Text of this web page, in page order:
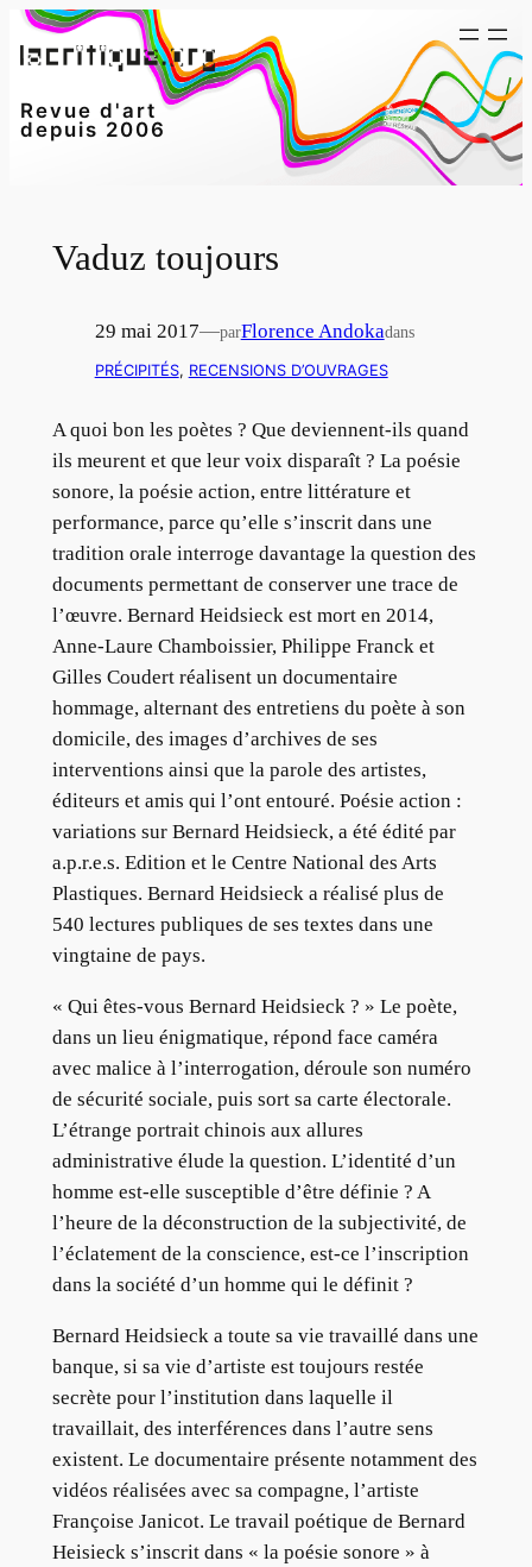
Aller
au
Revue d'art
depuis 2006
Vaduz toujours
29 mai 2017—parFlorence Andokadans
PRÉCIPITÉS, RECENSIONS D’OUVRAGES
A quoi bon les poètes ? Que deviennent-ils quand
ils meurent et que leur voix disparaît ? La poésie
sonore, la poésie action, entre littérature et
performance, parce qu’elle s’inscrit dans une
tradition orale interroge davantage la question des
documents permettant de conserver une trace de
l’œuvre. Bernard Heidsieck est mort en 2014,
Anne-Laure Chamboissier, Philippe Franck et
Gilles Coudert réalisent un documentaire
hommage, alternant des entretiens du poète à son
domicile, des images d’archives de ses
interventions ainsi que la parole des artistes,
éditeurs et amis qui l’ont entouré. Poésie action :
variations sur Bernard Heidsieck, a été édité par
a.p.r.e.s. Edition et le Centre National des Arts
Plastiques. Bernard Heidsieck a réalisé plus de
540 lectures publiques de ses textes dans une
vingtaine de pays.
« Qui êtes-vous Bernard Heidsieck ? » Le poète,
dans un lieu énigmatique, répond face caméra
avec malice à l’interrogation, déroule son numéro
de sécurité sociale, puis sort sa carte électorale.
L’étrange portrait chinois aux allures
administrative élude la question. L’identité d’un
homme est-elle susceptible d’être définie ? A
l’heure de la déconstruction de la subjectivité, de
l’éclatement de la conscience, est-ce l’inscription
dans la société d’un homme qui le définit ?
Bernard Heidsieck a toute sa vie travaillé dans une
banque, si sa vie d’artiste est toujours restée
secrète pour l’institution dans laquelle il
travaillait, des interférences dans l’autre sens
existent. Le documentaire présente notamment des
vidéos réalisées avec sa compagne, l’artiste
Françoise Janicot. Le travail poétique de Bernard
Heisieck s’inscrit dans « la poésie sonore » à